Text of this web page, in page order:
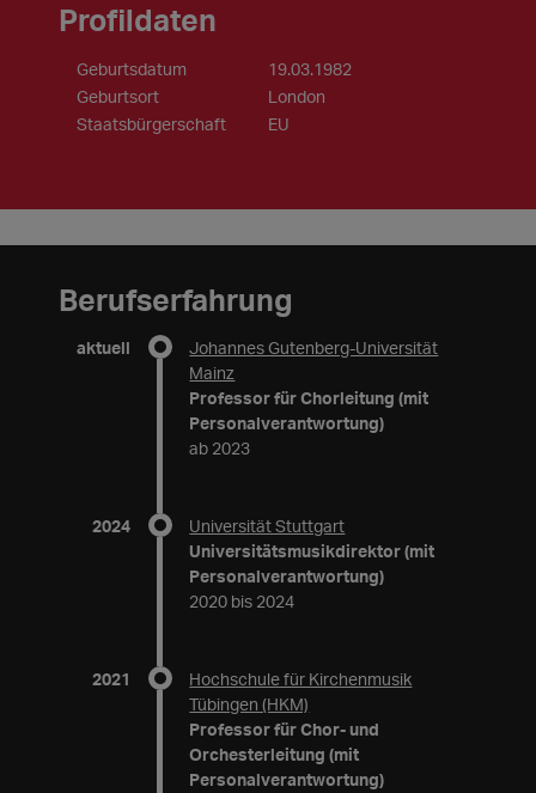
Profildaten
Geburtsdatum
19.03.1982
Geburtsort
London
Staatsbürgerschaft
EU
Berufserfahrung
aktuell
Johannes Gutenberg-Universität
Mainz
Professor für Chorleitung (mit
Personalverantwortung)
ab 2023
2024
Universität Stuttgart
Universitätsmusikdirektor (mit
Personalverantwortung)
2020 bis 2024
2021
Hochschule für Kirchenmusik
Tübingen (HKM)
Professor für Chor- und
Orchesterleitung (mit
Personalverantwortung)